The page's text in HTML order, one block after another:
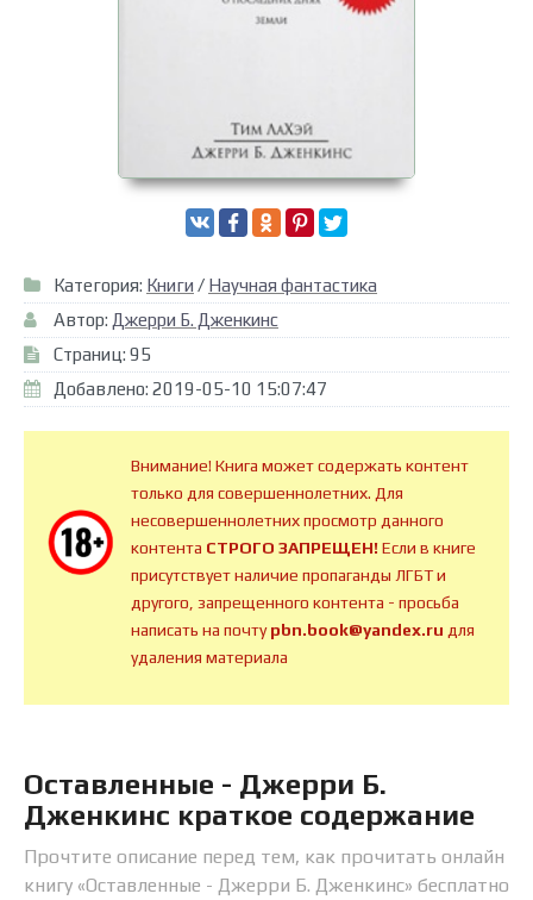
Категория: Книги / Научная фантастика
Автор: Джерри Б. Дженкинс
Страниц: 95
Добавлено: 2019-05-10 15:07:47
Внимание! Книга может содержать контент
только для совершеннолетних. Для
несовершеннолетних просмотр данного
контента СТРОГО ЗАПРЕЩЕН!Если в книге
присутствует наличие пропаганды ЛГБТ и
другого, запрещенного контента - просьба
написать на почтуpbn.book@yandex.ru для
удаления материала
Оставленные - Джерри Б.
Дженкинс краткое содержание
Прочтите описание перед тем, как прочитать онлайн
книгу «Оставленные - Джерри Б. Дженкинс» бесплатно